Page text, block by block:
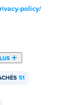
policy/
51